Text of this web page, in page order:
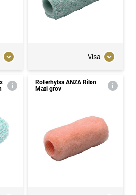
Visa
Rollerhylsa ANZA Rilon
Maxi grov